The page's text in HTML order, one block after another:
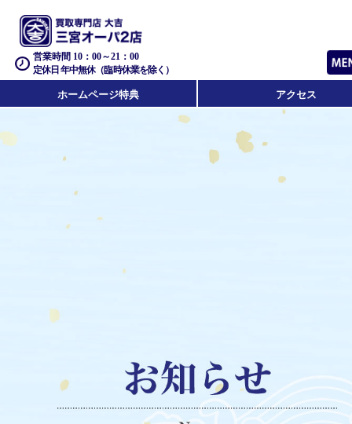
営業時間 10：00～21：00
定休日 年中無休（臨時休業を除く）
ホームページ特典 アクセス